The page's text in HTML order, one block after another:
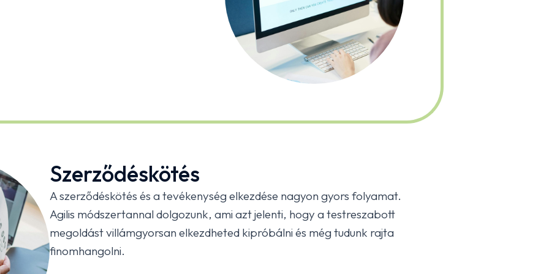
Szerződéskötés
A szerződéskötés és a tevékenység elkezdése nagyon gyors folyamat.
Agilis módszertannal dolgozunk, ami azt jelenti, hogy a testreszabott
megoldást villámgyorsan elkezdheted kipróbálni és még tudunk rajta
finomhangolni.